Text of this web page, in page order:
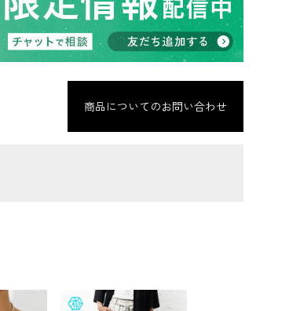
商品についてのお問い合わせ